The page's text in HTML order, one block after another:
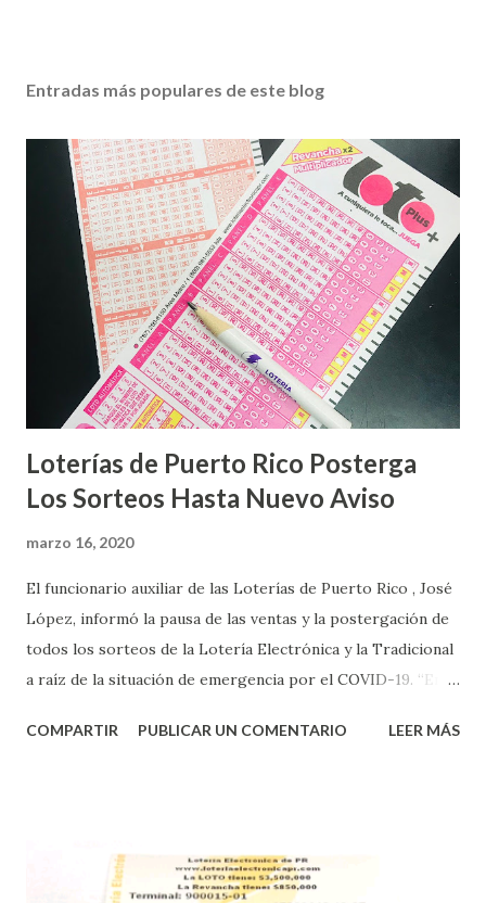
Entradas más populares de este blog
Loterías de Puerto Rico Posterga
Los Sorteos Hasta Nuevo Aviso
marzo 16, 2020
El funcionario auxiliar de las Loterías de Puerto Rico , José
López, informó la pausa de las ventas y la postergación de
todos los sorteos de la Lotería Electrónica y la Tradicional
a raíz de la situación de emergencia por el COVID-19. “En
proteger la salud de nuestros empleados, vendedores y
instantáneos”, indicó López. Sobre el sorteo de Powerball,
López explicó que el mismo se continuará realizando en los
COMPARTIR PUBLICAR UN COMENTARIO LEER MÁS